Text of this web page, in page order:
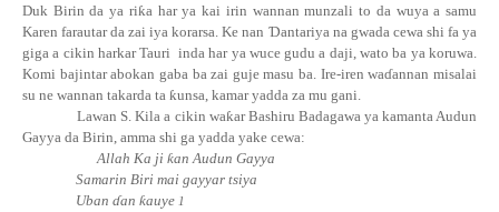
Duk Birin da ya riƙahar ya kai irin wannan munzali to da wuya a samu
Karen farautar da zai iya korarsa. Ke nan Ɗantariya na gwada cewa shi fa ya
giga a cikin harkar Tauri inda har ya wuce gudu a daji, wato ba ya koruwa.
Komi bajintar abokan gaba ba zai guje masu ba. Ire-iren waɗannan misalai
su ne wannan takarda ta ƙunsa, kamar yadda za mu gani.
Lawan S. Kila a cikin waƙarBashiru Badagawa ya kamanta Audun
Gayya da Birin, amma shi ga yadda yake cewa:
Allah Ka ji ƙan Audun Gayya
Samarin Biri mai gayyar tsiya
Uban ɗan ƙauye 1